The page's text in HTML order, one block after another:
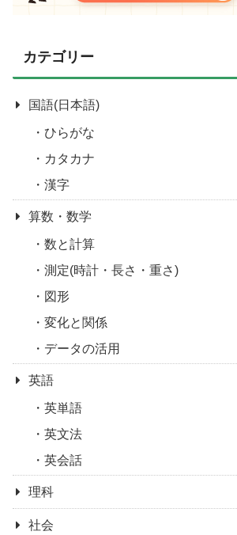
カテゴリー
国語(日本語)
ひらがな
カタカナ
漢字
算数・数学
数と計算
測定(時計・長さ・重さ)
図形
変化と関係
データの活用
英語
英単語
英文法
英会話
理科
社会